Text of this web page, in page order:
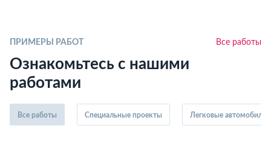
ПРИМЕРЫ РАБОТ Все работы
Ознакомьтесь с нашими
работами
Все работы Специальные проекты Легковые автомобили